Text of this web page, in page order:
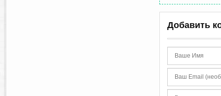
Добавить